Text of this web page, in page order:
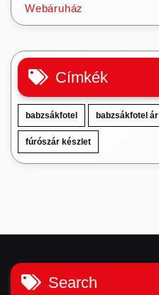
Webáruház
Címkék
babzsákfotel babzsákfotel ár
fúrószár készlet
Search